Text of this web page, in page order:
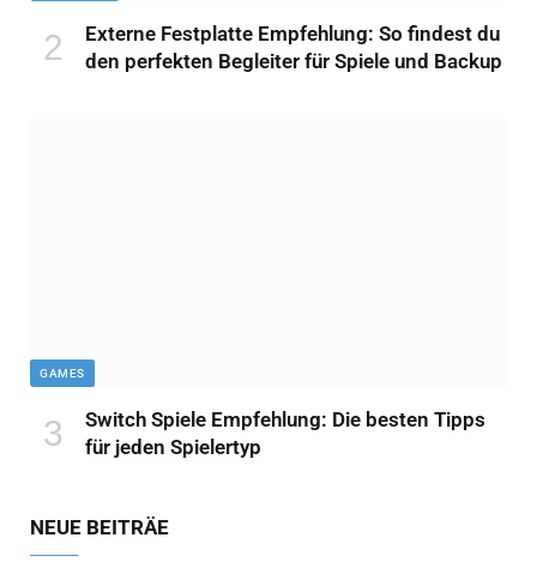
Externe Festplatte Empfehlung: So findest du
den perfekten Begleiter für Spiele und Backup
GAMES
Switch Spiele Empfehlung: Die besten Tipps
für jeden Spielertyp
NEUE BEITRÄE